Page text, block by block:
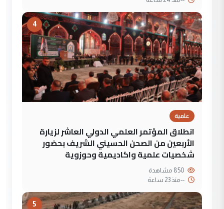
4
علمية
انطلاق المؤتمر العلمي الدولي العاشر لزيارة
الأربعين من الصحن الحسيني الشريف بحضور
شخصيات علمية واكاديمية وحوزوية
--منذ 23 ساعة
5